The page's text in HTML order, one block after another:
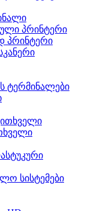
პრინტერი
პრინტერი
ტერმინალები